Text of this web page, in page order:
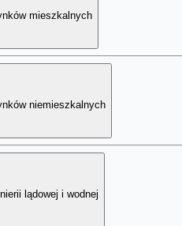
mieszkalnych
niemieszkalnych
lądowej i wodnej